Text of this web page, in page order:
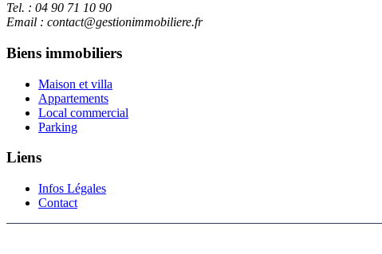
Tel. : 04 90 71 10 90
Email : contact@gestionimmobiliere.fr
Biens immobiliers
Maison et villa
Appartements
Local commercial
Parking
Liens
Infos Légales
Contact